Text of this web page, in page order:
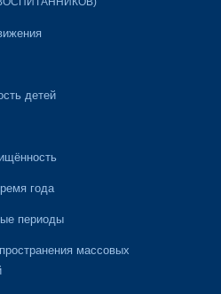
детей
года
периоды
массовых